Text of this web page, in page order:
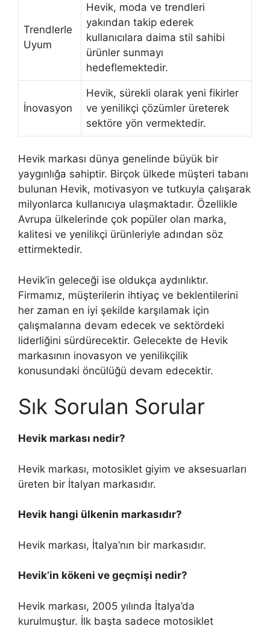
Trendlerle
Uyum
Hevik, moda ve trendleri
yakından takip ederek
kullanıcılara daima stil sahibi
ürünler sunmayı
hedeflemektedir.
İnovasyon
Hevik, sürekli olarak yeni fikirler
ve yenilikçi çözümler üreterek
sektöre yön vermektedir.
Hevik markası dünya genelinde büyük bir
yaygınlığa sahiptir. Birçok ülkede müşteri tabanı
bulunan Hevik, motivasyon ve tutkuyla çalışarak
milyonlarca kullanıcıya ulaşmaktadır. Özellikle
Avrupa ülkelerinde çok popüler olan marka,
kalitesi ve yenilikçi ürünleriyle adından söz
ettirmektedir.
Hevik’in geleceği ise oldukça aydınlıktır.
Firmamız, müşterilerin ihtiyaç ve beklentilerini
her zaman en iyi şekilde karşılamak için
çalışmalarına devam edecek ve sektördeki
liderliğini sürdürecektir. Gelecekte de Hevik
markasının inovasyon ve yenilikçilik
konusundaki öncülüğü devam edecektir.
Sık Sorulan Sorular
Hevik markası nedir?
Hevik markası, motosiklet giyim ve aksesuarları
üreten bir İtalyan markasıdır.
Hevik hangi ülkenin markasıdır?
Hevik markası, İtalya’nın bir markasıdır.
Hevik’in kökeni ve geçmişi nedir?
Hevik markası, 2005 yılında İtalya’da
kurulmuştur. İlk başta sadece motosiklet